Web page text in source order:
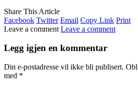
Share This Article
Facebook Twitter Email Copy Link Print
Leave a comment Leave a comment
Legg igjen en kommentar
Din e-postadresse vil ikke bli publisert.
med *